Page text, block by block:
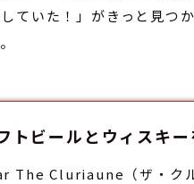
ていた！」がきっと見つ
トビールとウィス
Cluriaune（ザ・クル